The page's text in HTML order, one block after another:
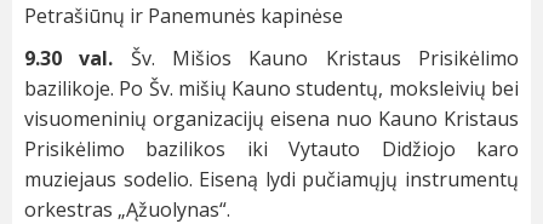
Petrašiūnų ir Panemunės kapinėse
9.30 val. Šv. Mišios Kauno Kristaus Prisikėlimo
bazilikoje. Po Šv. mišių Kauno studentų, moksleivių bei
visuomeninių organizacijų eisena nuo Kauno Kristaus
Prisikėlimo bazilikos iki Vytauto Didžiojo karo
muziejaus sodelio. Eiseną lydi pučiamųjų instrumentų
orkestras „Ąžuolynas“.